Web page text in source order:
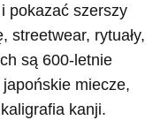
pokazać szerszy
streetwear, rytuały,
są 600-letnie
miecze,
kanji.